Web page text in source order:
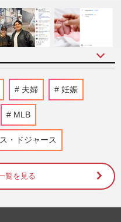
に合わせ…」水原一平受
音声公開で発覚した“衝
への思…
・水原一平氏「命を賭け
“独占インタビュー”で語
真実」
2026/7/30
夫婦 妊娠
MLB
・ドジャース
覧を見る